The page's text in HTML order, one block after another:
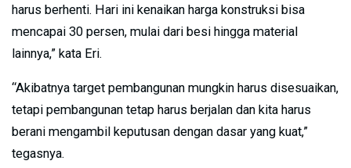
harus berhenti. Hari ini kenaikan harga konstruksi bisa
mencapai 30 persen, mulai dari besi hingga material
lainnya,” kata Eri.
“Akibatnya target pembangunan mungkin harus disesuaikan,
tetapi pembangunan tetap harus berjalan dan kita harus
berani mengambil keputusan dengan dasar yang kuat,”
tegasnya.